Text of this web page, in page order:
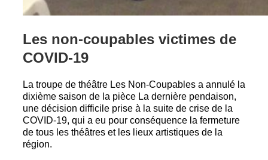
Les non-coupables victimes de
COVID-19
La troupe de théâtre Les Non-Coupables a annulé la
dixième saison de la pièce La dernière pendaison,
une décision difficile prise à la suite de crise de la
COVID-19, qui a eu pour conséquence la fermeture
de tous les théâtres et les lieux artistiques de la
région.